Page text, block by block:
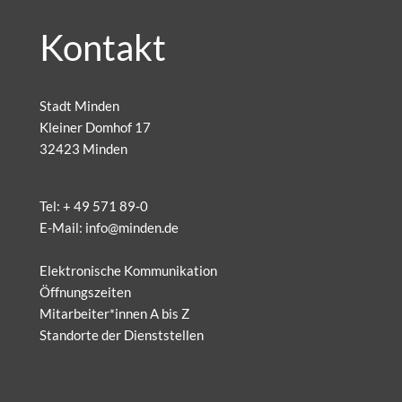
Kontakt
Stadt Minden
Kleiner Domhof 17
32423 Minden
Tel: + 49 571 89-0
E-Mail: info@minden.de
Elektronische Kommunikation
Öffnungszeiten
Mitarbeiter*innen A bis Z
Standorte der Dienststellen